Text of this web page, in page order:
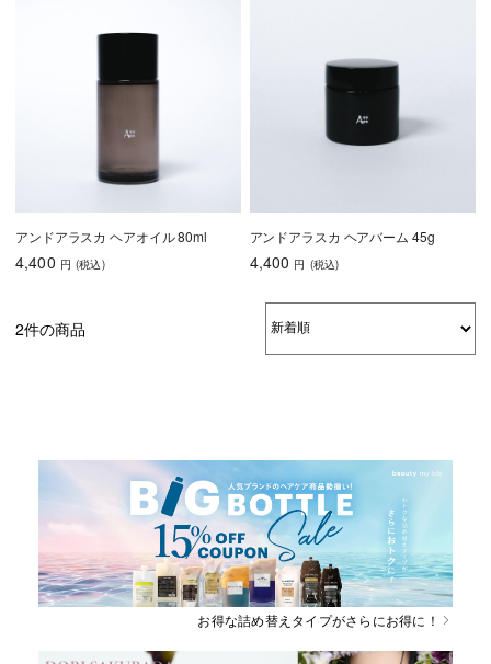
アンドアラスカ ヘアオイル 80ml
4,400 円 (税込)
アンドアラスカ ヘアバーム 45g
4,400 円 (税込)
2件の商品
お得な詰め替えタイプがさらにお得に！